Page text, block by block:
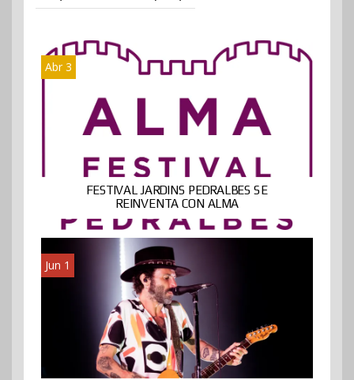
Abr 3
FESTIVAL JARDINS PEDRALBES SE
REINVENTA CON ALMA
Jun 1